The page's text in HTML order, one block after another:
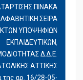
ΠΙΝΑΚΑ
ΣΕΙΡΑ
ΥΠΟΨΗΦΙΩΝ
ΕΚΠΑΙΔΕΥΤΙΚΩΝ,
Δ.Δ.Ε.
ΑΤΤΙΚΗΣ
της αρ. 16/28-05-